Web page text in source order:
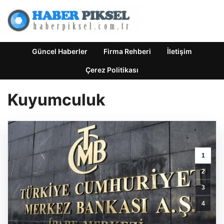
Güncel Haberler Firma Rehberi İletişim
Çerez Politikası
Kuyumculuk
1
2
3
4